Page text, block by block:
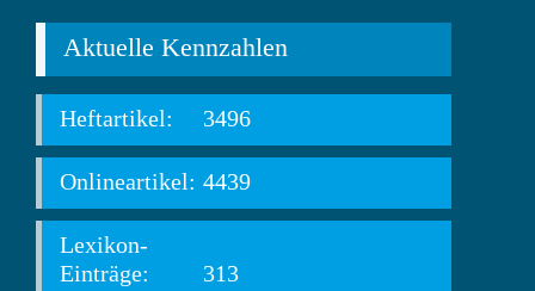
Aktuelle Kennzahlen
Heftartikel: 3496
Onlineartikel: 4439
Lexikon-
Einträge:
313